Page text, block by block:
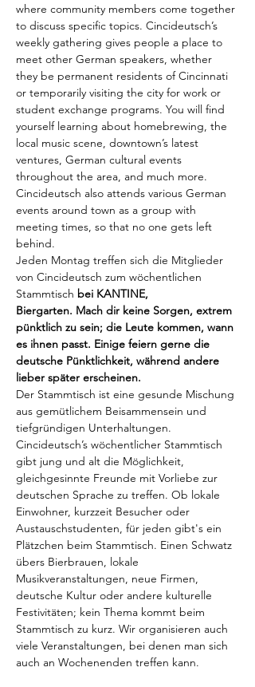
where community members come together
to discuss specific topics. Cincideutsch’s
weekly gathering gives people a place to
meet other German speakers, whether
they be permanent residents of Cincinnati
or temporarily visiting the city for work or
student exchange programs. You will find
yourself learning about homebrewing, the
local music scene, downtown’s latest
ventures, German cultural events
throughout the area, and much more.
Cincideutsch also attends various German
events around town as a group with
meeting times, so that no one gets left
behind.
Jeden Montag treffen sich die Mitglieder
von Cincideutsch zum wöchentlichen
Stammtisch bei KANTINE,
Biergarten. Mach dir keine Sorgen, extrem
pünktlich zu sein; die Leute kommen, wann
es ihnen passt. Einige feiern gerne die
deutsche Pünktlichkeit, während andere
lieber später erscheinen.
Der Stammtisch ist eine gesunde Mischung
aus gemütlichem Beisammensein und
tiefgründigen Unterhaltungen.
Cincideutsch’s wöchentlicher Stammtisch
gibt jung und alt die Möglichkeit,
gleichgesinnte Freunde mit Vorliebe zur
deutschen Sprache zu treffen. Ob lokale
Einwohner, kurzzeit Besucher oder
Austauschstudenten, für jeden gibt's ein
Plätzchen beim Stammtisch. Einen Schwatz
übers Bierbrauen, lokale
Musikveranstaltungen, neue Firmen,
deutsche Kultur oder andere kulturelle
Festivitäten; kein Thema kommt beim
Stammtisch zu kurz. Wir organisieren auch
viele Veranstaltungen, bei denen man sich
auch an Wochenenden treffen kann.